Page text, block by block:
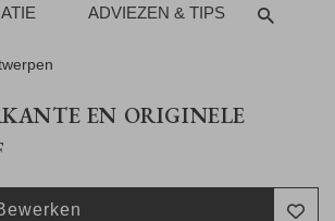
ADVIEZEN & TIPS
EN ORIGINELE